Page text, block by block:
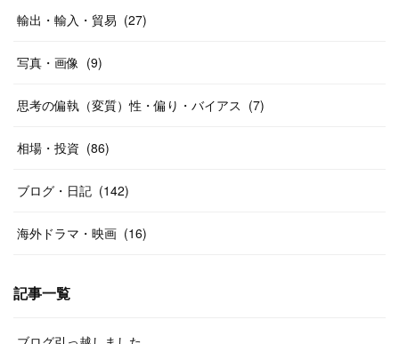
輸出・輸入・貿易 (27)
写真・画像 (9)
思考の偏執（変質）性・偏り・バイアス (7)
相場・投資 (86)
ブログ・日記 (142)
海外ドラマ・映画 (16)
記事一覧